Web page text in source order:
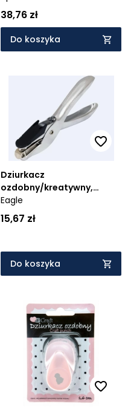
38,76 zł
Do koszyka
Dziurkacz
ozdobny/kreatywny,
jednootworowy -
kombinerki 6mm EAGLE
9201P
Eagle
15,67 zł
Do koszyka